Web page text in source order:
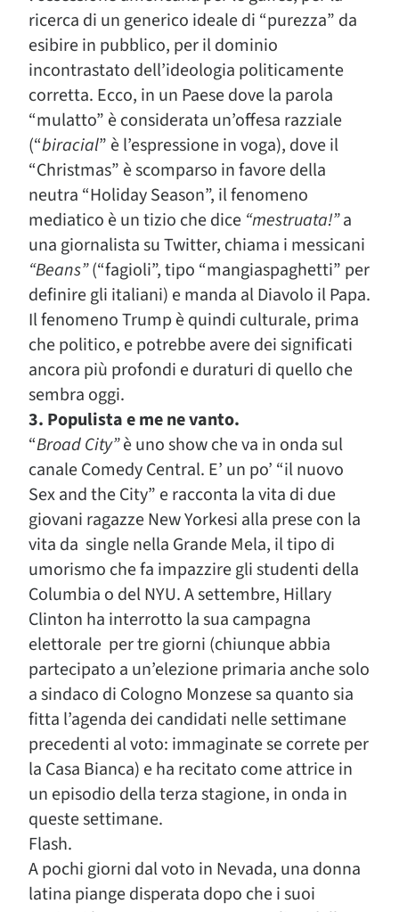
ricerca di un generico ideale di “purezza” da
esibire in pubblico, per il dominio
incontrastato dell’ideologia politicamente
corretta. Ecco, in un Paese dove la parola
“mulatto” è considerata un’offesa razziale
(“biracial” è l’espressione in voga), dove il
“Christmas” è scomparso in favore della
neutra “Holiday Season”, il fenomeno
mediatico è un tizio che dice “mestruata!”a
una giornalista su Twitter, chiama i messicani
“Beans”(“fagioli”, tipo “mangiaspaghetti” per
definire gli italiani) e manda al Diavolo il Papa.
Il fenomeno Trump è quindi culturale, prima
che politico, e potrebbe avere dei significati
ancora più profondi e duraturi di quello che
sembra oggi.
3. Populista e me ne vanto.
“Broad City”è uno show che va in onda sul
canale Comedy Central. E’ un po’ “il nuovo
Sex and the City” e racconta la vita di due
giovani ragazze New Yorkesi alla prese con la
vita da single nella Grande Mela, il tipo di
umorismo che fa impazzire gli studenti della
Columbia o del NYU. A settembre, Hillary
Clinton ha interrotto la sua campagna
elettorale per tre giorni (chiunque abbia
partecipato a un’elezione primaria anche solo
a sindaco di Cologno Monzese sa quanto sia
fitta l’agenda dei candidati nelle settimane
precedenti al voto: immaginate se correte per
la Casa Bianca) e ha recitato come attrice in
un episodio della terza stagione, in onda in
queste settimane.
Flash.
A pochi giorni dal voto in Nevada, una donna
latina piange disperata dopo che i suoi